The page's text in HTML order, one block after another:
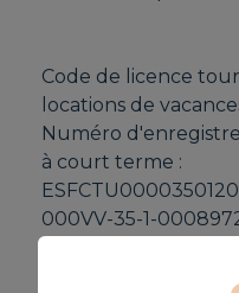
Code de licence
locations de
Numéro
à court terme :
000VV-35-1-